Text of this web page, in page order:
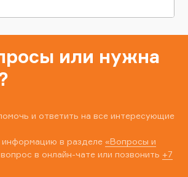
или нужна
и ответить на все интересующие
в разделе «Вопросы и
в онлайн-чате или позвонить +7